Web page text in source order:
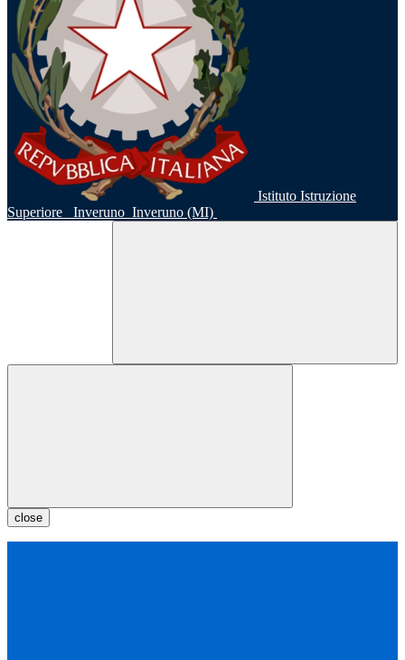
Istituto Istruzione
Superiore
Inveruno Inveruno (MI)
close